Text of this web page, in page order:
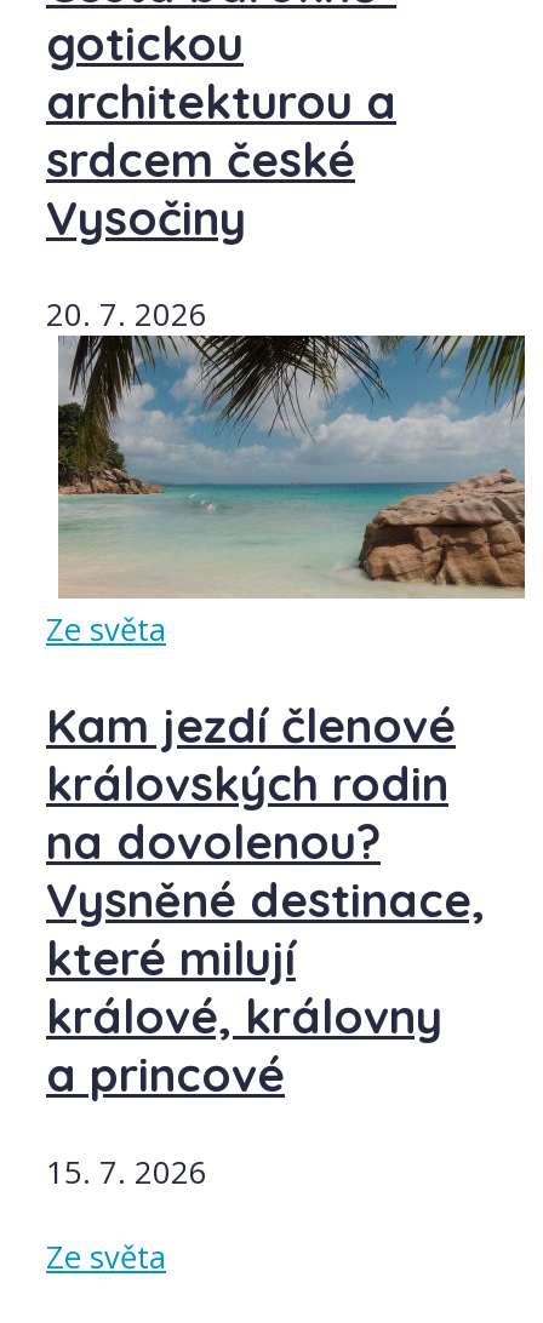
gotickou
architekturou a
srdcem české
Vysočiny
20. 7. 2026
Ze světa
Kam jezdí členové
královských rodin
na dovolenou?
Vysněné destinace,
které milují
králové, královny
a princové
15. 7. 2026
Ze světa